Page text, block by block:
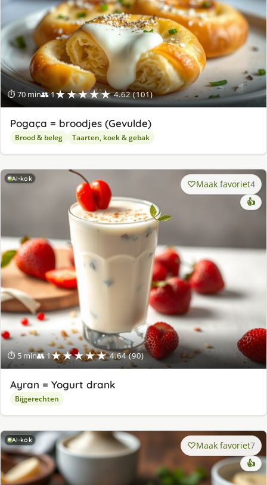
⏱ 70 min👥 1★★★★★ 4.62 (101)
Pogaça = broodjes (Gevulde)
Brood & beleg Taarten, koek & gebak
AI-kok
⏱ 5 min👥 1★★★★★ 4.64 (90)
Maak favoriet4
👍
Ayran = Yogurt drank
Bijgerechten
AI-kok Maak favoriet7
👍